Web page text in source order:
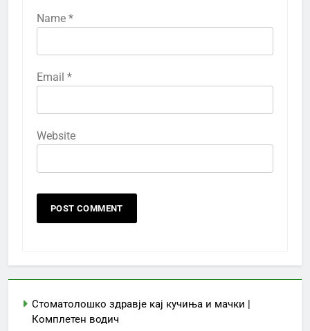
Name *
Email *
Website
Стоматолошко здравје кај кучиња и мачки |
Комплетен водич